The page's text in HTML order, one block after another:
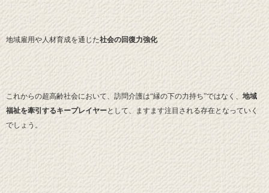
地域雇用や人材育成を通じた社会の回復力強化
これからの超高齢社会において、訪問介護は“縁の下の力持ち”ではなく、 地域
福祉を牽引するキープレイヤーとして、ますます注目される存在となっていく
でしょう。